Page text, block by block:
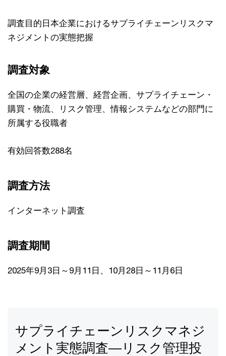
調査目的日本企業におけるサプライチェーンリスクマ
ネジメントの実態把握
調査対象
全国の企業の経営層、経営企画、サプライチェーン・
購買・物流、リスク管理、情報システムなどの部門に
所属する役職者
有効回答数288名
調査方法
インターネット調査
調査期間
2025年9月3日～9月11日、10月28日～11月6日
サプライチェーンリスクマネジ
メント実態調査―リスク管理投